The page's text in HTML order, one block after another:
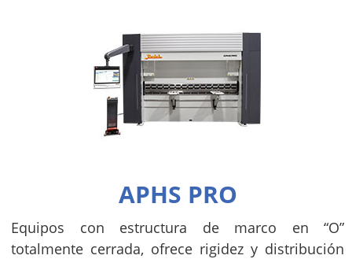
APHS PRO
Equipos con estructura de marco en “O”
totalmente cerrada, ofrece rigidez y distribución